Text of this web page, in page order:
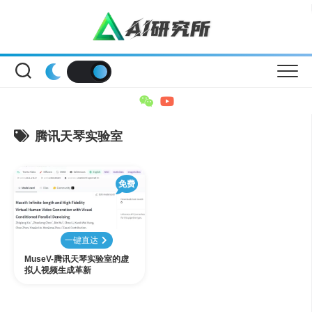
腾讯天琴实验室
免费
一键直达
MuseV-腾讯天琴实验室的虚
拟人视频生成革新